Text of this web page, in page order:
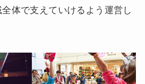
体で支えていけるよう運営し